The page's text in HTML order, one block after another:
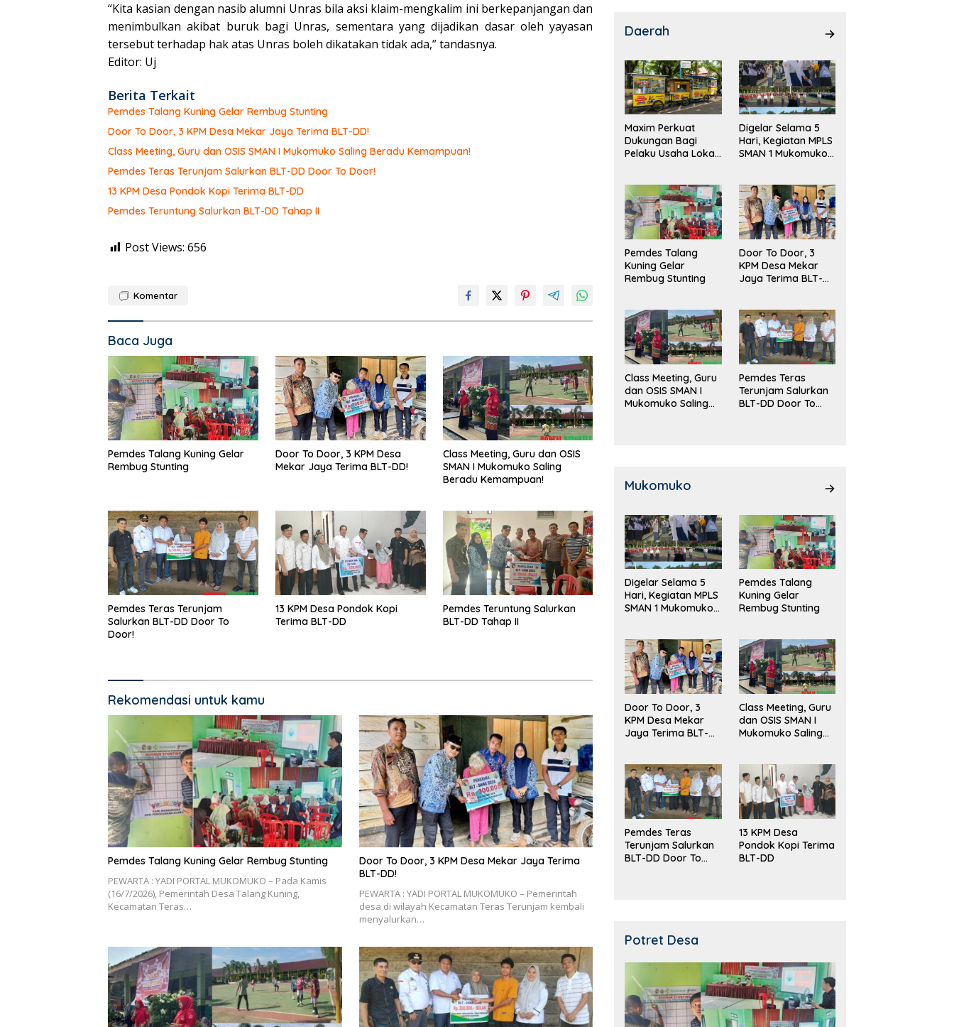
“Kita kasian dengan nasib alumni Unras bila aksi klaim-mengkalim ini berkepanjangan dan
menimbulkan akibat buruk bagi Unras, sementara yang dijadikan dasar oleh yayasan
tersebut terhadap hak atas Unras boleh dikatakan tidak ada,” tandasnya.
Editor: Uj
Berita Terkait
Pemdes Talang Kuning Gelar Rembug Stunting
Door To Door, 3 KPM Desa Mekar Jaya Terima BLT-DD!
Class Meeting, Guru dan OSIS SMAN I Mukomuko Saling Beradu Kemampuan!
Pemdes Teras Terunjam Salurkan BLT-DD Door To Door!
13 KPM Desa Pondok Kopi Terima BLT-DD
Pemdes Teruntung Salurkan BLT-DD Tahap II
Post Views: 656
Komentar
Baca Juga
Pemdes Talang Kuning Gelar
Rembug Stunting
Door To Door, 3 KPM Desa
Mekar Jaya Terima BLT-DD!
Class Meeting, Guru dan OSIS
SMAN I Mukomuko Saling
Beradu Kemampuan!
Pemdes Teras Terunjam
Salurkan BLT-DD Door To
Door!
13 KPM Desa Pondok Kopi
Terima BLT-DD
Pemdes Teruntung Salurkan
BLT-DD Tahap II
Rekomendasi untuk kamu
Pemdes Talang Kuning Gelar Rembug Stunting
PEWARTA : YADI PORTAL MUKOMUKO – Pada Kamis
(16/7/2026), Pemerintah Desa Talang Kuning,
Kecamatan Teras…
Door To Door, 3 KPM Desa Mekar Jaya Terima
BLT-DD!
PEWARTA : YADI PORTAL MUKOMUKO – Pemerintah
desa di wilayah Kecamatan Teras Terunjam kembali
menyalurkan…
Daerah
Maxim Perkuat
Dukungan Bagi
Pelaku Usaha Lokal
Ruang Publik dan
Kebersihan Pasar
Digelar Selama 5
Hari, Kegiatan MPLS
SMAN 1 Mukomuko
Pemdes Talang
Kuning Gelar
Rembug Stunting
Door To Door, 3
KPM Desa Mekar
Jaya Terima BLT-
Class Meeting, Guru
dan OSIS SMAN I
Mukomuko Saling
Pemdes Teras
Terunjam Salurkan
BLT-DD Door To
Mukomuko
Digelar Selama 5
Hari, Kegiatan MPLS
SMAN 1 Mukomuko
Pemdes Talang
Kuning Gelar
Rembug Stunting
Door To Door, 3
KPM Desa Mekar
Jaya Terima BLT-
Class Meeting, Guru
dan OSIS SMAN I
Mukomuko Saling
Pemdes Teras
Terunjam Salurkan
BLT-DD Door To
13 KPM Desa
Pondok Kopi Terima
BLT-DD
Potret Desa